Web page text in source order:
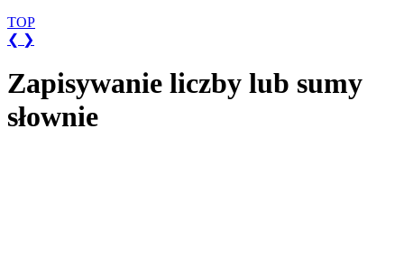
TOP
❮ ❯
Zapisywanie liczby lub sumy
słownie